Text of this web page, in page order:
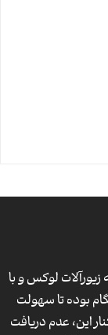
لوکس و با
بوده تا سهولت
این، عدم دریافت